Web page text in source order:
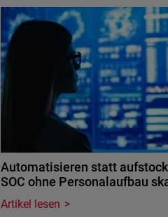
Automatisieren statt
SOC ohne Personalaufbau
Artikel lesen